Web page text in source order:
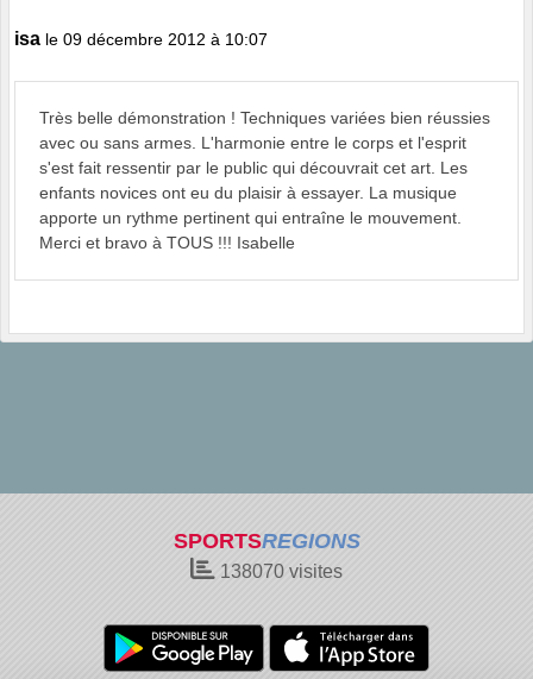
isa le 09 décembre 2012 à 10:07
Très belle démonstration ! Techniques variées bien réussies
avec ou sans armes. L'harmonie entre le corps et l'esprit
s'est fait ressentir par le public qui découvrait cet art. Les
enfants novices ont eu du plaisir à essayer. La musique
apporte un rythme pertinent qui entraîne le mouvement.
Merci et bravo à TOUS !!! Isabelle
SPORTSREGIONS
138070 visites